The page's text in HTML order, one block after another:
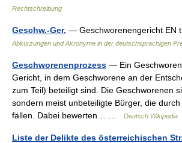
Rechtschreibung
Geschw.-Ger. — Geschworenengericht EN
Abkürzungen und Akronyme in der deutschsprachigen
Geschworenenprozess — Ein
Gericht, in dem Geschworene an der
zum Teil) beteiligt sind. Die Geschworenen
sondern meist unbeteiligte Bürger, die
fällen. Dabei bewerten… …
Deutsch Wikipedia
Liste der Delikte des österreichischen